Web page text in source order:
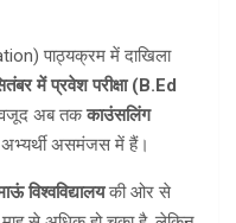
पाठ्यक्रम में दाखिला
में प्रवेश परीक्षा (B.Ed
अब तककाउंसलिंग
अभ्यर्थी असमंजस में हैं।
विश्वविद्यालयकी ओर से